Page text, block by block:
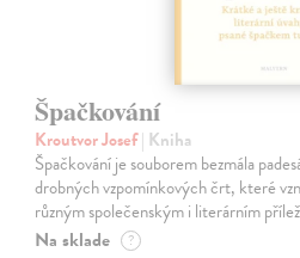
Špačkování
Kroutvor Josef| Kniha
Špačkování je souborem bezmála
drobných vzpomínkových črt, které
různým společenským i literárním
Na sklade ?